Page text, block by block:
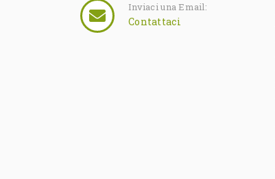
Inviaci una Email:
Contattaci